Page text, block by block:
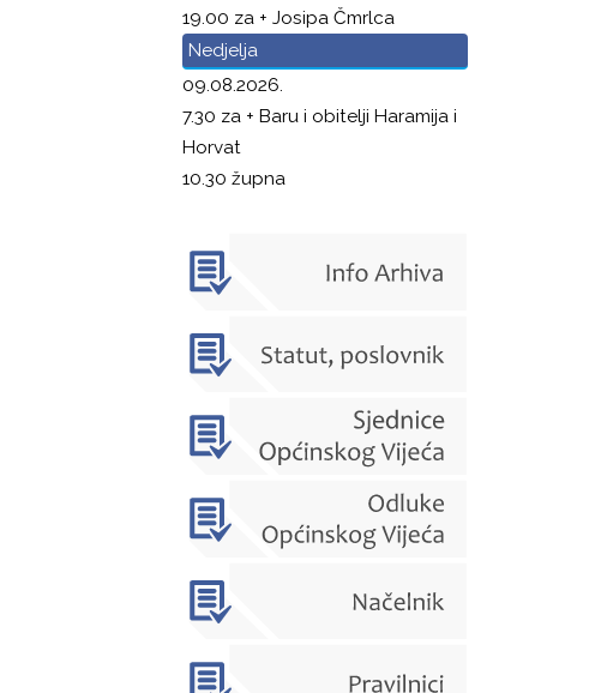
19.00 za + Josipa Čmrlca
Nedjelja
09.08.2026.
7.30 za + Baru i obitelji Haramija i
Horvat
10.30 župna